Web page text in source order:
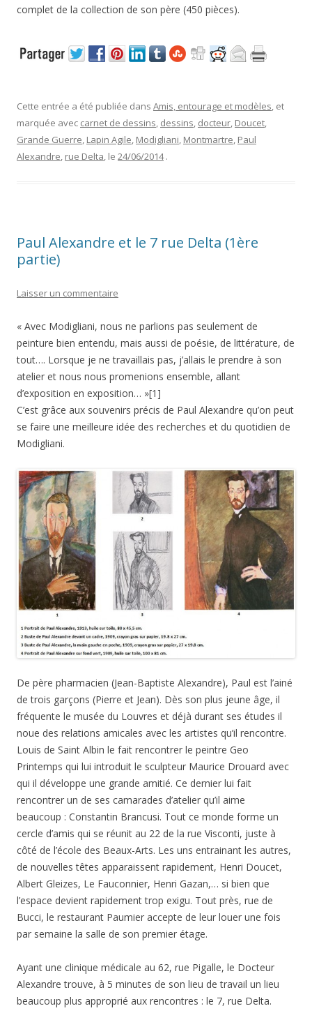
complet de la collection de son père (450 pièces).
Cette entrée a été publiée dans Amis, entourage et modèles , et
marquée avec carnet de dessins dessins docteur Doucet
Grande Guerre Lapin Agile Modigliani Montmartre Paul
Alexandre rue Delta , le 24/06/2014 .
Paul Alexandre et le 7 rue Delta (1ère
partie)
Laisser un commentaire
« Avec Modigliani, nous ne parlions pas seulement de
peinture bien entendu, mais aussi de poésie, de littérature, de
tout…. Lorsque je ne travaillais pas, j’allais le prendre à son
atelier et nous nous promenions ensemble, allant
d’exposition en exposition… »[1]
C’est grâce aux souvenirs précis de Paul Alexandre qu’on peut
se faire une meilleure idée des recherches et du quotidien de
Modigliani.
De père pharmacien (Jean-Baptiste Alexandre), Paul est l’ainé
de trois garçons (Pierre et Jean). Dès son plus jeune âge, il
fréquente le musée du Louvres et déjà durant ses études il
noue des relations amicales avec les artistes qu’il rencontre.
Louis de Saint Albin le fait rencontrer le peintre Geo
Printemps qui lui introduit le sculpteur Maurice Drouard avec
qui il développe une grande amitié. Ce dernier lui fait
rencontrer un de ses camarades d’atelier qu’il aime
beaucoup : Constantin Brancusi. Tout ce monde forme un
cercle d’amis qui se réunit au 22 de la rue Visconti, juste à
côté de l’école des Beaux-Arts. Les uns entrainant les autres,
de nouvelles têtes apparaissent rapidement, Henri Doucet,
Albert Gleizes, Le Fauconnier, Henri Gazan,… si bien que
l’espace devient rapidement trop exigu. Tout près, rue de
Bucci, le restaurant Paumier accepte de leur louer une fois
par semaine la salle de son premier étage.
Ayant une clinique médicale au 62, rue Pigalle, le Docteur
Alexandre trouve, à 5 minutes de son lieu de travail un lieu
beaucoup plus approprié aux rencontres : le 7, rue Delta.